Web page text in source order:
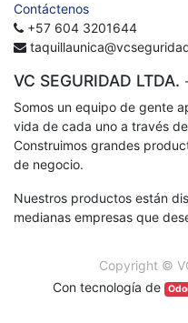
Contáctenos
+57 604 3201644
VC SEGURIDAD LTDA.
Somos un equipo de gente
vida de cada uno a través
Construimos grandes
de negocio.
Nuestros productos están
medianas empresas que
Copyright ©
Con tecnología de